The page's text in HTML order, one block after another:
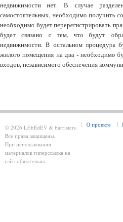
недвижимости нет. В случае
самостоятельных, необходимо получить
необходимо будет перерегистрировать
будет связано с тем, что будут
недвижимости. В остальном процедура
жилого помещения на два - необходимо
входов, независимого обеспечения
О проекте
© 2026 LEbEdEV & barristers.
Все права защищены.
При использовании
материалов гиперссылка на
сайт обязательна.